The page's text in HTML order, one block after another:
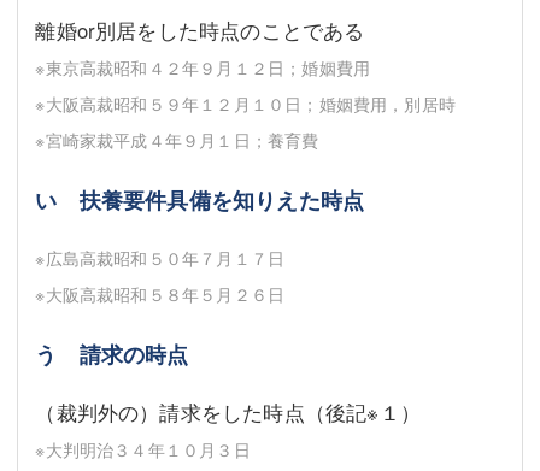
離婚or別居をした時点のことである
※東京高裁昭和４２年９月１２日；婚姻費用
※大阪高裁昭和５９年１２月１０日；婚姻費用，別居時
※宮崎家裁平成４年９月１日；養育費
い 扶養要件具備を知りえた時点
※広島高裁昭和５０年７月１７日
※大阪高裁昭和５８年５月２６日
う 請求の時点
（裁判外の）請求をした時点（後記※１ ）
※大判明治３４年１０月３日